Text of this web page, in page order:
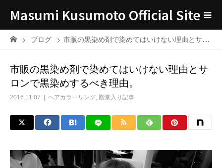
Masumi Kusumoto Official Site
ブログ 市販の黒染め剤で染めてはいけない理由とサロンで黒染めするべき理由。
市販の黒染め剤で染めてはいけない理由とサ
ロンで黒染めするべき理由。
2016.11.07 ヘアカラーリング, 殿堂入り記事